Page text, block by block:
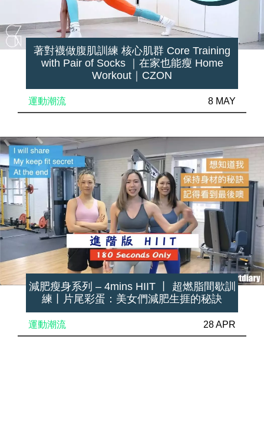
著對襪做腹肌訓練 核心肌群 Core Training
with Pair of Socks ｜在家也能瘦 Home
Workout｜CZON
運動潮流 8 MAY
減肥瘦身系列 – 4mins HIIT 丨 超燃脂間歇訓
練丨片尾彩蛋：美女們減肥生捱的秘訣
運動潮流 28 APR